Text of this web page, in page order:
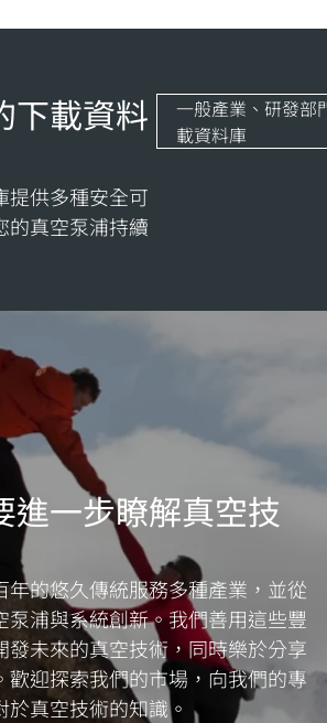
下載資料
提供多種安全可
的真空泵浦持續
一般產業、研發部
載資料庫
進一步瞭解真空技
年的悠久傳統服務多種產業，並從
泵浦與系統創新。我們善用這些豐
發未來的真空技術，同時樂於分享
歡迎探索我們的市場，向我們的專
真空技術的知識。